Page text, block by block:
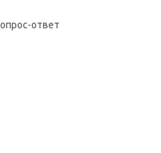
ответ